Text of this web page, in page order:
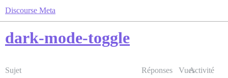
Discourse Meta
dark-mode-toggle
Sujet Réponses VuesActivité